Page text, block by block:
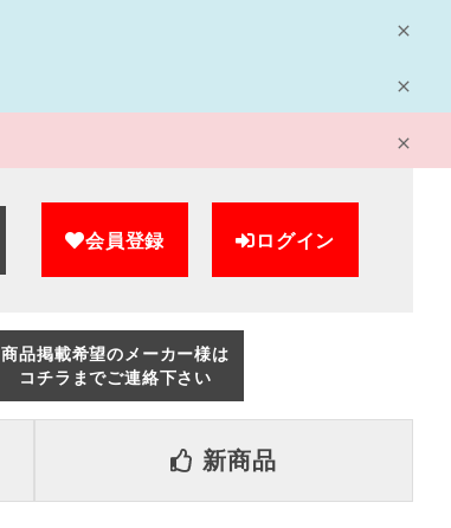
会員登録 ログイン
商品掲載希望のメーカー様は
コチラまでご連絡下さい
新商品